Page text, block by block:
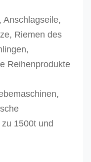
Anschlagseile,
Riemen des
Reihenprodukte
1500t und